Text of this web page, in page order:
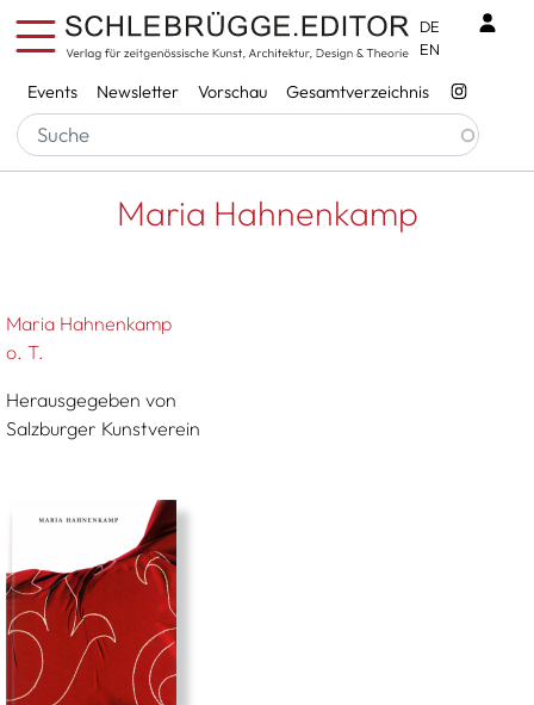
Direkt zum Inhalt
Services
Events Newsletter Vorschau Gesamtverzeichnis
DE
EN
Pfadnavigation
Startseite Maria Hahnenkamp
Maria Hahnenkamp
Maria Hahnenkamp
o. T.
Herausgegeben von
Salzburger Kunstverein